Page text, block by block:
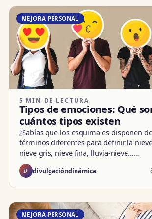
MEJORA PERSONAL
5 MIN DE LECTURA
Tipos de emociones: Qué
cuántos tipos existen
¿Sabías que los esquimales disponen
términos diferentes para definir la
nieve gris, nieve fina, lluvia-nieve……
D divulgacióndinámica
MEJORA PERSONAL